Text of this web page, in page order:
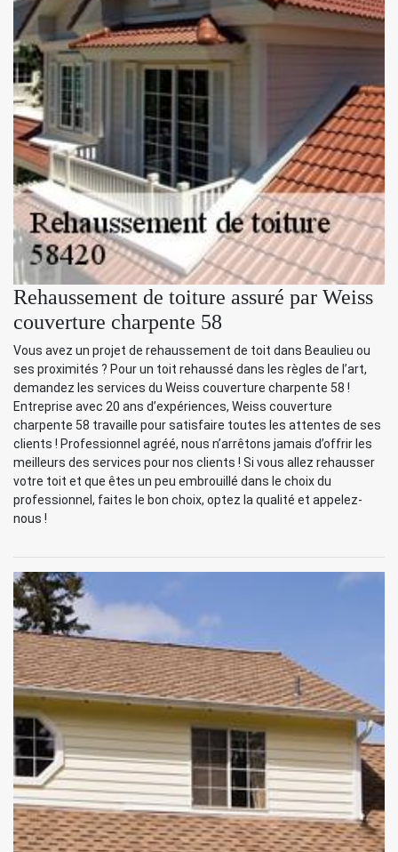
Rehaussement de toiture assuré par Weiss
couverture charpente 58
Vous avez un projet de rehaussement de toit dans Beaulieu ou
ses proximités ? Pour un toit rehaussé dans les règles de l’art,
demandez les services du Weiss couverture charpente 58 !
Entreprise avec 20 ans d’expériences, Weiss couverture
charpente 58 travaille pour satisfaire toutes les attentes de ses
clients ! Professionnel agréé, nous n’arrêtons jamais d’offrir les
meilleurs des services pour nos clients ! Si vous allez rehausser
votre toit et que êtes un peu embrouillé dans le choix du
professionnel, faites le bon choix, optez la qualité et appelez-
nous !